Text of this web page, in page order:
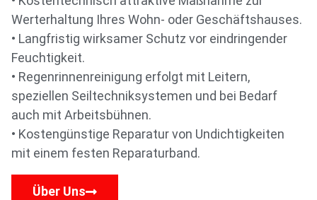
Werterhaltung Ihres Wohn- oder Geschäftshauses.
• Langfristig wirksamer Schutz vor eindringender
Feuchtigkeit.
• Regenrinnenreinigung erfolgt mit Leitern,
speziellen Seiltechniksystemen und bei Bedarf
auch mit Arbeitsbühnen.
• Kostengünstige Reparatur von Undichtigkeiten
mit einem festen Reparaturband.
Über Uns